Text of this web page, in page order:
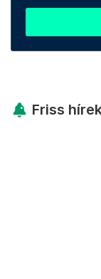
Friss